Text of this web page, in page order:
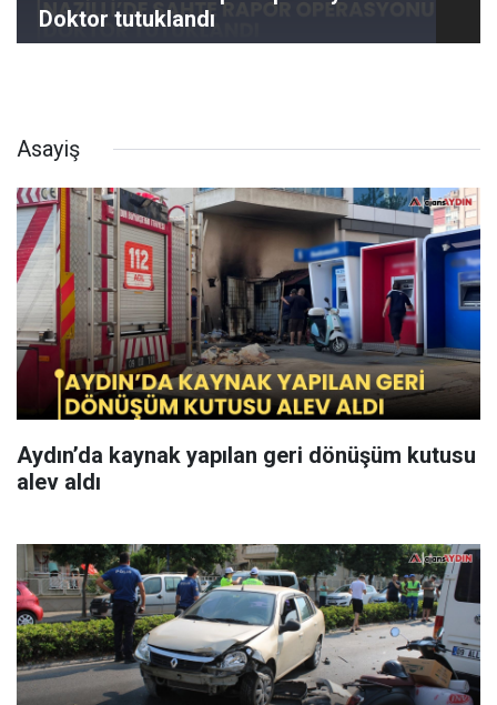
Doktor tutuklandı
Asayiş
Aydın’da kaynak yapılan geri dönüşüm kutusu
alev aldı